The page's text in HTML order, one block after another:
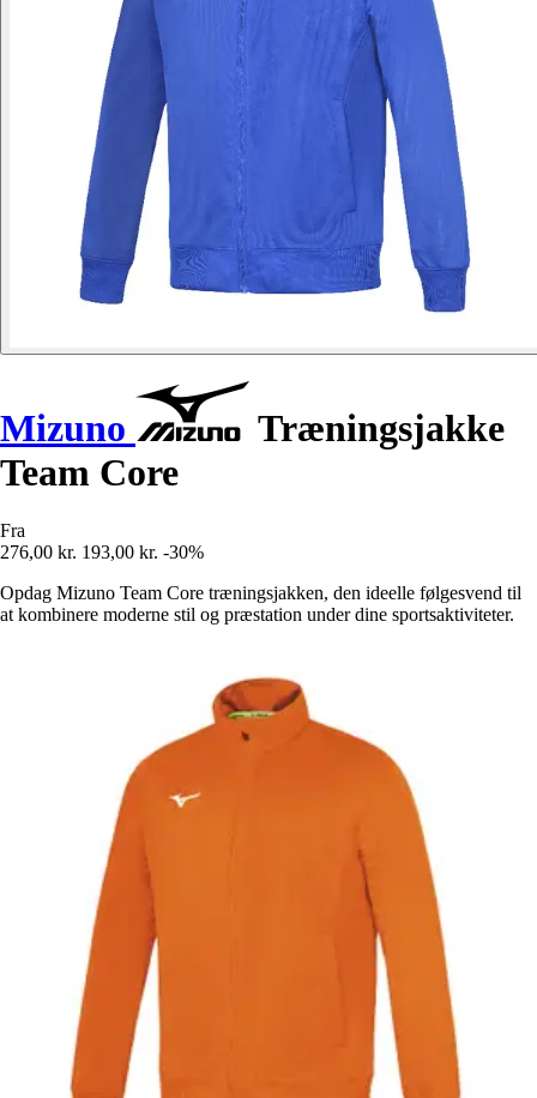
Mizuno
Træningsjakke
Team Core
Fra
276,00 kr. 193,00 kr. -30%
Opdag Mizuno Team Core træningsjakken, den ideelle følgesvend til
at kombinere moderne stil og præstation under dine sportsaktiviteter.